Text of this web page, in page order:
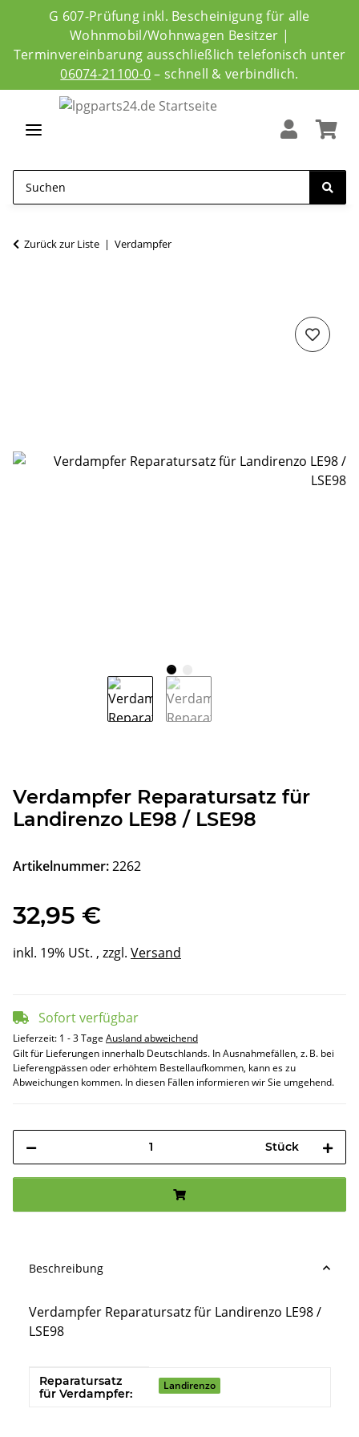
G 607-Prüfung inkl. Bescheinigung für alle
Wohnmobil/Wohnwagen Besitzer |
Terminvereinbarung ausschließlich telefonisch unter
06074-21100-0– schnell & verbindlich.
Zurück zur Liste Verdampfer
Verdampfer Reparatursatz für
Landirenzo LE98 / LSE98
Artikelnummer:2262
32,95 €
inkl. 19% USt. , zzgl. Versand
Sofort verfügbar
Lieferzeit: 1 - 3 Tage Ausland abweichend
Gilt für Lieferungen innerhalb Deutschlands. In Ausnahmefällen, z. B. bei
Lieferengpässen oder erhöhtem Bestellaufkommen, kann es zu
Abweichungen kommen. In diesen Fällen informieren wir Sie umgehend.
Stück
Beschreibung
Verdampfer Reparatursatz für Landirenzo LE98 /
LSE98
Produkteigenschaft
Wert
Reparatursatz
für Verdampfer:
Landirenzo